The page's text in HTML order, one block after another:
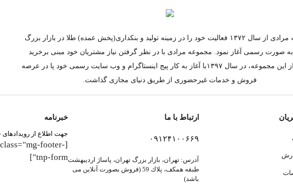
مجموعه مرادی از سال ۱۳۷۲ فعالیت خود را در زمینه تولید و بنکداری(پخش عمده) طلا در بازار بزرگ
به صورت رسمی آغاز نمود. مجموعه مرادی با در نظر گرفتن نیاز مشتریان خود مبنی برخرید
مستقیم از این مجموعه، در سال ۱۳۹۷با آغاز به کار پیج اینستاگرام و وب سایت رسمی خود پا در عرصه
فروش و خدمات غیرحضوری از طریق دنیای مجازی گذاشت.
ارتباط با ما
۰۹۱۲۴۱۰۰۶۶۹
آدرس: تهران، بازار بزرگ تهران، پاساژ ارديبهشت
طبقه همكف، پلاك 59 (فروش بصورت آنلاین می
باشد)
خبرنامه
جهت اطلاع از رویدادهای
footer-
tnp-form"]